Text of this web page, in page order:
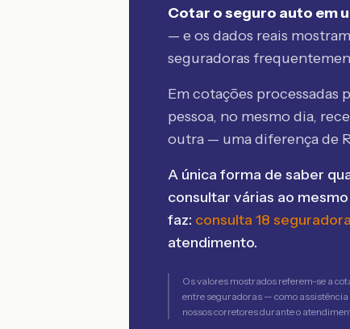
Cotar o seguro auto em
— e os dados reais
seguradoras
Em cotações processadas
pessoa, no mesmo dia,
outra — uma diferença de
A única forma de saber
consultar várias ao
faz: consulta 18
atendimento.
Os valores mostrados referem-se a
entre seguradoras — como
nossos corretores durante o